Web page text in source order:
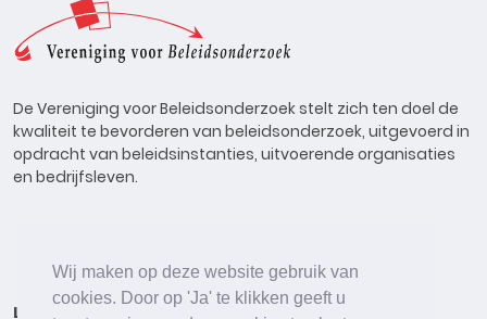
Wij maken op deze website gebruik van
cookies. Door op 'Ja' te klikken geeft u
De Vereniging voor Beleidsonderzoek stelt zich ten doel de
kwaliteit te bevorderen van beleidsonderzoek, uitgevoerd in
opdracht van beleidsinstanties, uitvoerende organisaties
en bedrijfsleven.
Lid worden Onderzoeken Agenda Vacatures